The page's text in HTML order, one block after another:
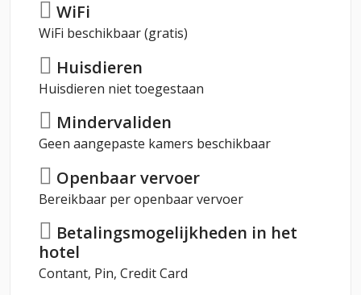
WiFi
WiFi beschikbaar (gratis)
Huisdieren
Huisdieren niet toegestaan
Mindervaliden
Geen aangepaste kamers beschikbaar
Openbaar vervoer
Bereikbaar per openbaar vervoer
Betalingsmogelijkheden in het
hotel
Contant, Pin, Credit Card